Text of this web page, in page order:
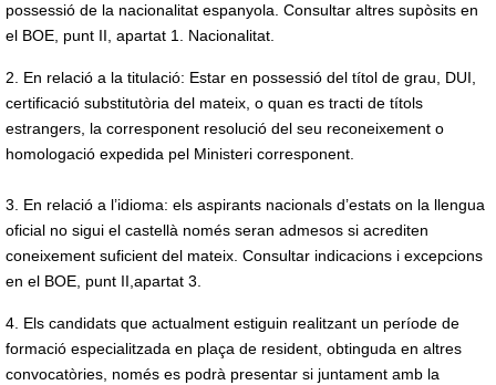
possessió de la nacionalitat espanyola. Consultar altres supòsits en
el BOE, punt II, apartat 1. Nacionalitat.
2. En relació a la titulació: Estar en possessió del títol de grau, DUI,
certificació substitutòria del mateix, o quan es tracti de títols
estrangers, la corresponent resolució del seu reconeixement o
homologació expedida pel Ministeri corresponent.
3. En relació a l’idioma: els aspirants nacionals d’estats on la llengua
oficial no sigui el castellà només seran admesos si acrediten
coneixement suficient del mateix. Consultar indicacions i excepcions
en el BOE, punt II,apartat 3.
4. Els candidats que actualment estiguin realitzant un període de
formació especialitzada en plaça de resident, obtinguda en altres
convocatòries, només es podrà presentar si juntament amb la